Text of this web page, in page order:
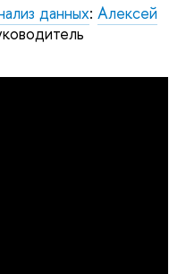
данных: Алексей